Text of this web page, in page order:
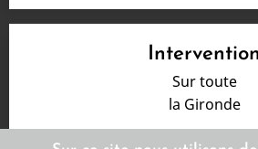
Intervention
Sur toute
la Gironde